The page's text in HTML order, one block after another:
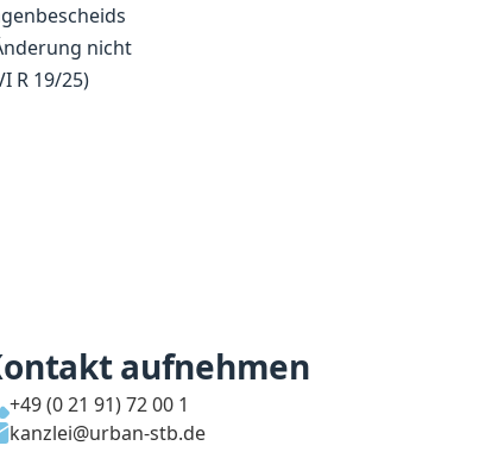
nicht
R 19/25)
aufnehmen
+49 (0 21 91) 72 00 1
kanzlei@urban-stb.de